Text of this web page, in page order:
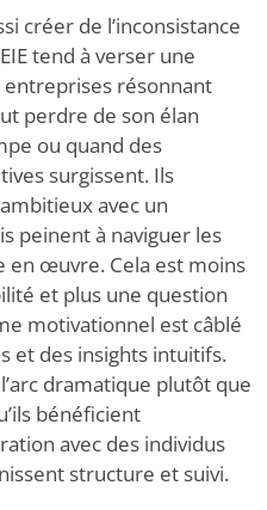
créer de l’inconsistance
tend à verser une
résonnant
perdre de son élan
ou quand des
surgissent. Ils
avec un
peinent à naviguer les
en œuvre. Cela est moins
et plus une question
motivationnel est câblé
et des insights intuitifs.
dramatique plutôt que
bénéficient
avec des individus
structure et suivi.